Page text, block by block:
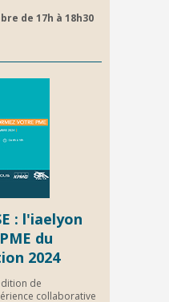
de 17h à 18h30
: l'iaelyon
du
2024
de
collaborative